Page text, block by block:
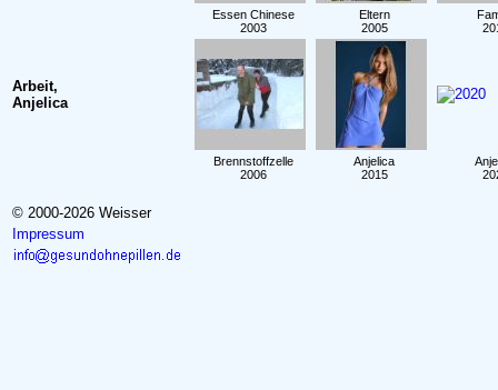
Essen Chinese
2003
Eltern
2005
Arbeit,
Anjelica
Brennstoffzelle
2006
Anjelica
2015
© 2000-2026 Weisser
Impressum